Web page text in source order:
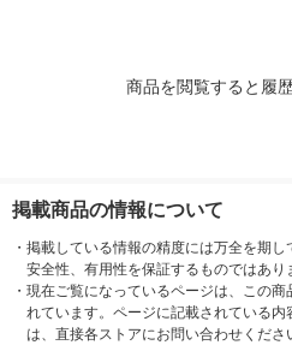
商品を閲覧すると履
掲載商品の情報について
・ 掲載している情報の精度には万全を期し
安全性、有用性を保証するものではあり
・ 現在ご覧になっているページは、この
れています。ページに記載されている
は、直接各ストアにお問い合わせくださ